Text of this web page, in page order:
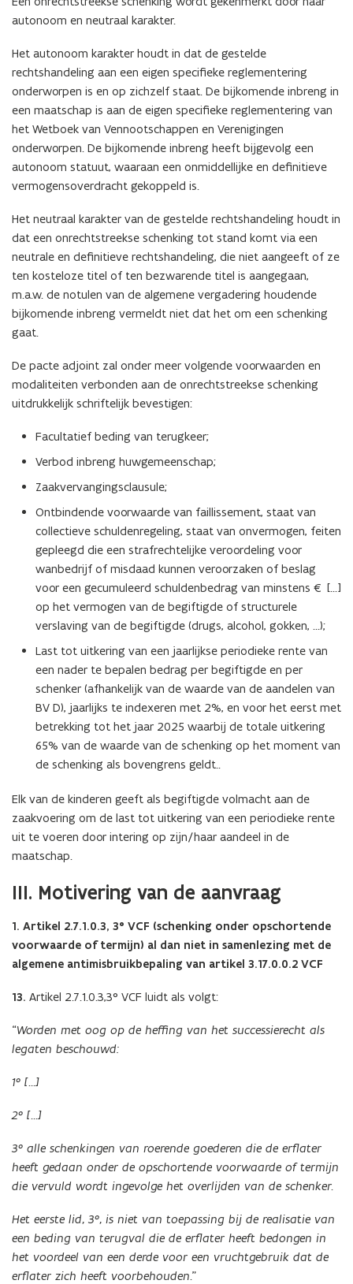
autonoom en neutraal karakter.
Het autonoom karakter houdt in dat de gestelde
rechtshandeling aan een eigen specifieke reglementering
onderworpen is en op zichzelf staat. De bijkomende inbreng in
een maatschap is aan de eigen specifieke reglementering van
het Wetboek van Vennootschappen en Verenigingen
onderworpen. De bijkomende inbreng heeft bijgevolg een
autonoom statuut, waaraan een onmiddellijke en definitieve
vermogensoverdracht gekoppeld is.
Het neutraal karakter van de gestelde rechtshandeling houdt in
dat een onrechtstreekse schenking tot stand komt via een
neutrale en definitieve rechtshandeling, die niet aangeeft of ze
ten kosteloze titel of ten bezwarende titel is aangegaan,
m.a.w. de notulen van de algemene vergadering houdende
bijkomende inbreng vermeldt niet dat het om een schenking
gaat.
De pacte adjoint zal onder meer volgende voorwaarden en
modaliteiten verbonden aan de onrechtstreekse schenking
uitdrukkelijk schriftelijk bevestigen:
Facultatief beding van terugkeer;
Verbod inbreng huwgemeenschap;
Zaakvervangingsclausule;
Ontbindende voorwaarde van faillissement, staat van
collectieve schuldenregeling, staat van onvermogen, feiten
gepleegd die een strafrechtelijke veroordeling voor
wanbedrijf of misdaad kunnen veroorzaken of beslag
voor een gecumuleerd schuldenbedrag van minstens € [...]
op het vermogen van de begiftigde of structurele
verslaving van de begiftigde (drugs, alcohol, gokken, …);
Last tot uitkering van een jaarlijkse periodieke rente van
een nader te bepalen bedrag per begiftigde en per
schenker (afhankelijk van de waarde van de aandelen van
BV D), jaarlijks te indexeren met 2%, en voor het eerst met
betrekking tot het jaar 2025 waarbij de totale uitkering
65% van de waarde van de schenking op het moment van
de schenking als bovengrens geldt..
Elk van de kinderen geeft als begiftigde volmacht aan de
zaakvoering om de last tot uitkering van een periodieke rente
uit te voeren door intering op zijn/haar aandeel in de
maatschap.
III. Motivering van de aanvraag
1. Artikel 2.7.1.0.3, 3° VCF (schenking onder opschortende
voorwaarde of termijn) al dan niet in samenlezing met de
algemene antimisbruikbepaling van artikel 3.17.0.0.2 VCF
13. Artikel 2.7.1.0.3,3° VCF luidt als volgt:
“Worden met oog op de heffing van het successierecht als
legaten beschouwd:
1° […]
2° […]
3° alle schenkingen van roerende goederen die de erflater
heeft gedaan onder de opschortende voorwaarde of termijn
die vervuld wordt ingevolge het overlijden van de schenker.
Het eerste lid, 3°, is niet van toepassing bij de realisatie van
een beding van terugval die de erflater heeft bedongen in
het voordeel van een derde voor een vruchtgebruik dat de
erflater zich heeft voorbehouden.”